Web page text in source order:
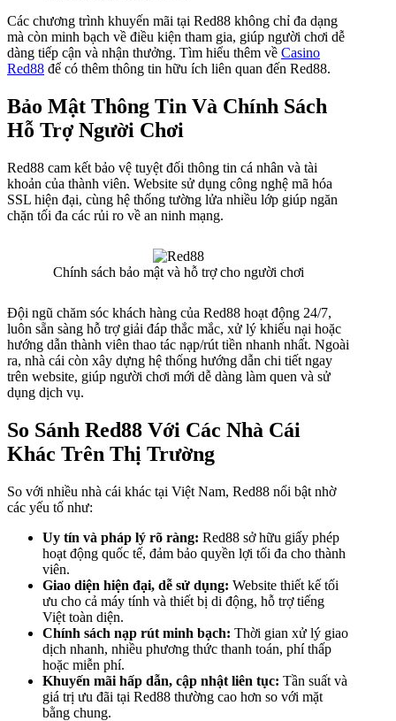
Các chương trình khuyến mãi tại Red88 không chỉ đa dạng
mà còn minh bạch về điều kiện tham gia, giúp người chơi dễ
dàng tiếp cận và nhận thưởng. Tìm hiểu thêm về Casino
Red88 để có thêm thông tin hữu ích liên quan đến Red88.
Bảo Mật Thông Tin Và Chính Sách
Hỗ Trợ Người Chơi
Red88 cam kết bảo vệ tuyệt đối thông tin cá nhân và tài
khoản của thành viên. Website sử dụng công nghệ mã hóa
SSL hiện đại, cùng hệ thống tường lửa nhiều lớp giúp ngăn
chặn tối đa các rủi ro về an ninh mạng.
Chính sách bảo mật và hỗ trợ cho người chơi
Đội ngũ chăm sóc khách hàng của Red88 hoạt động 24/7,
luôn sẵn sàng hỗ trợ giải đáp thắc mắc, xử lý khiếu nại hoặc
hướng dẫn thành viên thao tác nạp/rút tiền nhanh nhất. Ngoài
ra, nhà cái còn xây dựng hệ thống hướng dẫn chi tiết ngay
trên website, giúp người chơi mới dễ dàng làm quen và sử
dụng dịch vụ.
So Sánh Red88 Với Các Nhà Cái
Khác Trên Thị Trường
So với nhiều nhà cái khác tại Việt Nam, Red88 nổi bật nhờ
các yếu tố như:
Uy tín và pháp lý rõ ràng: Red88 sở hữu giấy phép
hoạt động quốc tế, đảm bảo quyền lợi tối đa cho thành
viên.
Giao diện hiện đại, dễ sử dụng: Website thiết kế tối
ưu cho cả máy tính và thiết bị di động, hỗ trợ tiếng
Việt toàn diện.
Chính sách nạp rút minh bạch: Thời gian xử lý giao
dịch nhanh, nhiều phương thức thanh toán, phí thấp
hoặc miễn phí.
Khuyến mãi hấp dẫn, cập nhật liên tục: Tần suất và
giá trị ưu đãi tại Red88 thường cao hơn so với mặt
bằng chung.